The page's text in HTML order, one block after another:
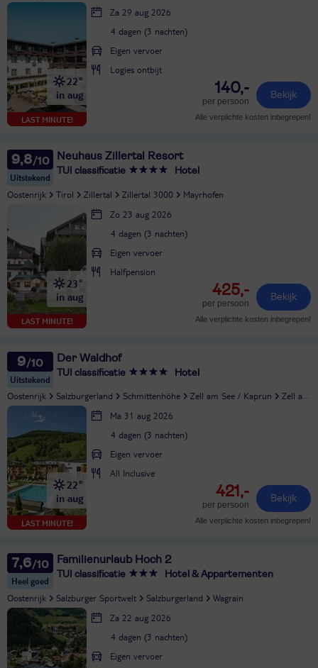
LAST MINUTE!
22°
in aug
Za 29 aug 2026
4 dagen (3 nachten)
Eigen vervoer
Logies ontbijt
140,-
per persoon
Bekijk
Alle verplichte kosten inbegrepen!
9,8
Uitstekend
Neuhaus Zillertal Resort
TUI classificatie Hotel
Oostenrijk Tirol Zillertal Zillertal 3000 Mayrhofen
LAST MINUTE!
23°
in aug
Zo 23 aug 2026
4 dagen (3 nachten)
Eigen vervoer
Halfpension
425,-
per persoon
Bekijk
Alle verplichte kosten inbegrepen!
9
Uitstekend
Der Waldhof
TUI classificatie Hotel
Oostenrijk Salzburgerland Schmittenhöhe Zell am See / Kaprun Zell am See
LAST MINUTE!
22°
in aug
Ma 31 aug 2026
4 dagen (3 nachten)
Eigen vervoer
All Inclusive
421,-
per persoon
Bekijk
Alle verplichte kosten inbegrepen!
7,6
Heel goed
Familienurlaub Hoch 2
TUI classificatie Hotel & Appartementen
Oostenrijk Salzburger Sportwelt Salzburgerland Wagrain
Za 22 aug 2026
4 dagen (3 nachten)
Eigen vervoer